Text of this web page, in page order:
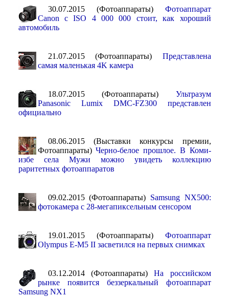
30.07.2015 (Фотоаппараты) Фотоаппарат
Canon с ISO 4 000 000 стоит, как хороший
автомобиль
21.07.2015 (Фотоаппараты) Представлена
самая маленькая 4K камера
18.07.2015 (Фотоаппараты) Ультразум
Panasonic Lumix DMC-FZ300 представлен
официально
08.06.2015 (Выставки конкурсы премии,
Фотоаппараты)Черно-белое прошлое. В Коми-
избе села Мужи можно увидеть коллекцию
раритетных фотоаппаратов
09.02.2015 (Фотоаппараты) Samsung NX500:
фотокамера с 28-мегапиксельным сенсором
19.01.2015 (Фотоаппараты) Фотоаппарат
Olympus E-M5 II засветился на первых снимках
03.12.2014 (Фотоаппараты)На российском
рынке появится беззеркальный фотоаппарат
Samsung NX1